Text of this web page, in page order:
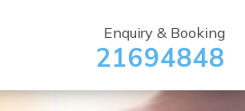
Enquiry & Booking
21694848